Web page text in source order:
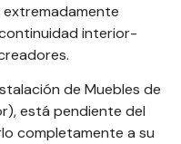
extremadamente
interior-
de Muebles de
está pendiente del
completamente a su